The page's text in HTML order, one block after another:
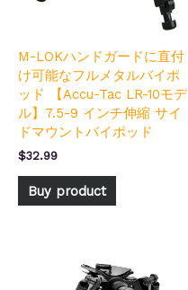
M-LOKハンドガードに直付
け可能なフルメタルバイポ
ッド 【Accu-Tac LR-10モデ
ル】7.5-9 インチ伸縮 サイ
ドマウントバイポッド
$32.99
Buy product